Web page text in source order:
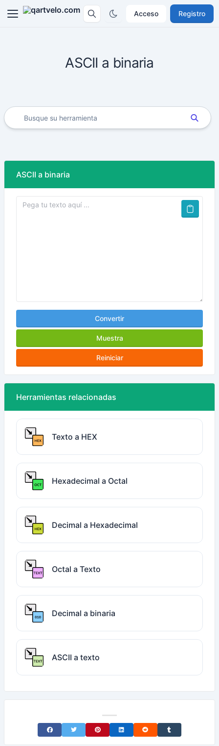
Acceso Registro
ASCII a binaria
ASCII a binaria
Convertir
Muestra
Reiniciar
Herramientas relacionadas
Texto a HEX
Hexadecimal a Octal
Decimal a Hexadecimal
Octal a Texto
Decimal a binaria
ASCII a texto
Share on Facebook
Share on TwitterShare on Pinterest
Share on LinkedIn
Share on RedditShare on Tumblr